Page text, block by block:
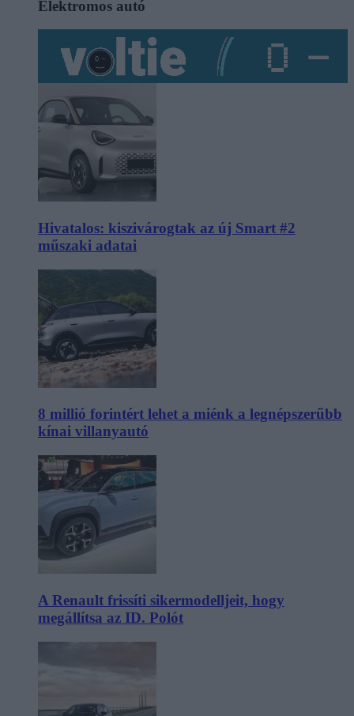
Elektromos autó
Hivatalos: kiszivárogtak az új Smart #2
műszaki adatai
8 millió forintért lehet a miénk a legnépszerűbb
kínai villanyautó
A Renault frissíti sikermodelljeit, hogy
megállítsa az ID. Polót